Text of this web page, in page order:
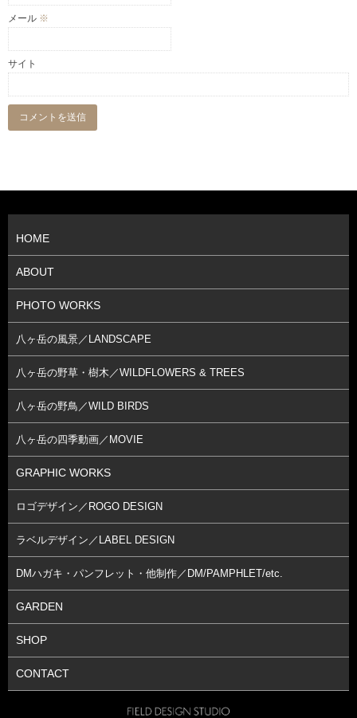
メール ※
サイト
HOME
ABOUT
PHOTO WORKS
八ヶ岳の風景／LANDSCAPE
八ヶ岳の野草・樹木／WILDFLOWERS & TREES
八ヶ岳の野鳥／WILD BIRDS
八ヶ岳の四季動画／MOVIE
GRAPHIC WORKS
ロゴデザイン／ROGO DESIGN
ラベルデザイン／LABEL DESIGN
DMハガキ・パンフレット・他制作／DM/PAMPHLET/etc.
GARDEN
SHOP
CONTACT